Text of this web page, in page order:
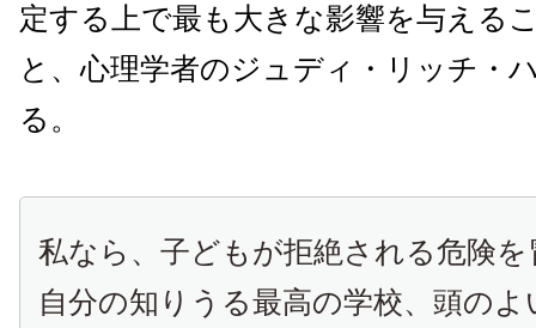
定する上で最も大きな影響を与える
と、心理学者のジュディ・リッチ・
る。
私なら、子どもが拒絶される危険
自分の知りうる最高の学校、頭の